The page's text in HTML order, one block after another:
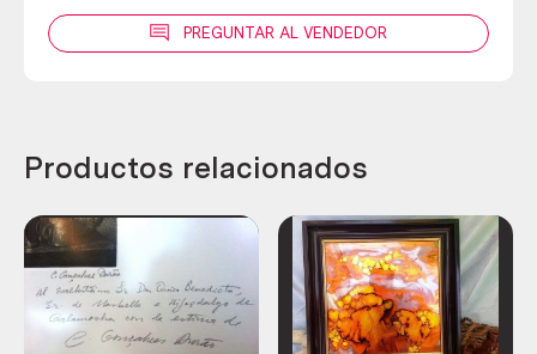
PREGUNTAR AL VENDEDOR
Productos relacionados